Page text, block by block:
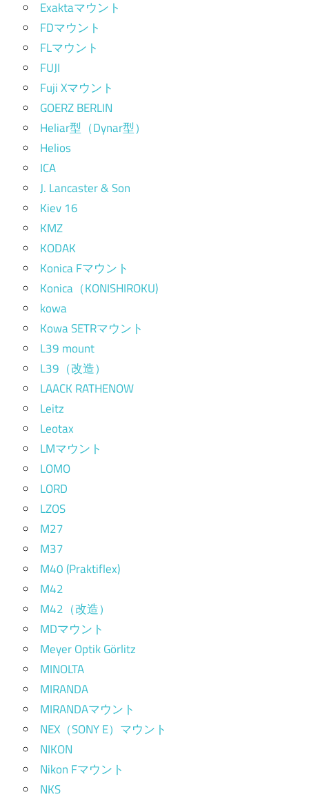
Exaktaマウント
FDマウント
FLマウント
FUJI
Fuji Xマウント
GOERZ BERLIN
Heliar型（Dynar型）
Helios
ICA
J. Lancaster & Son
Kiev 16
KMZ
KODAK
Konica Fマウント
Konica（KONISHIROKU)
kowa
Kowa SETRマウント
L39 mount
L39（改造）
LAACK RATHENOW
Leitz
Leotax
LMマウント
LOMO
LORD
LZOS
M27
M37
M40 (Praktiflex)
M42
M42（改造）
MDマウント
Meyer Optik Görlitz
MINOLTA
MIRANDA
MIRANDAマウント
NEX（SONY E）マウント
NIKON
Nikon Fマウント
NKS